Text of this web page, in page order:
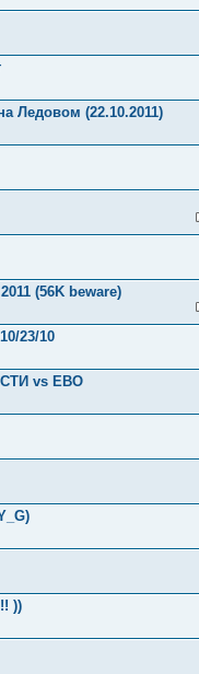
Ледовом (22.10.2011)
(56K beware)
23/10
СТИ vs ЕВО
))